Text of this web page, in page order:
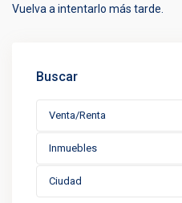
Vuelva a intentarlo más tarde.
Buscar
Venta/Renta
Inmuebles
Ciudad